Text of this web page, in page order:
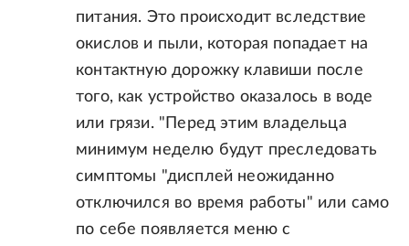
питания. Это происходит вследствие
окислов и пыли, которая попадает на
контактную дорожку клавиши после
того, как устройство оказалось в воде
или грязи. "Перед этим владельца
минимум неделю будут преследовать
симптомы "дисплей неожиданно
отключился во время работы" или само
по себе появляется меню с